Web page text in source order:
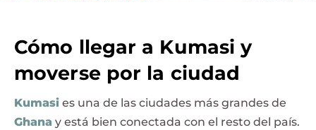
Cómo llegar a Kumasi y
moverse por la ciudad
Kumasi es una de las ciudades más grandes de
Ghana y está bien conectada con el resto del país.